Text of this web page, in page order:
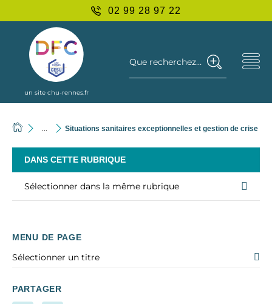
02 99 28 97 22
un site chu-rennes.fr
Que recherchez-vous ?
... Situations sanitaires exceptionnelles et gestion de crise
DANS CETTE RUBRIQUE
Sélectionner dans la même rubrique
MENU DE PAGE
Sélectionner un titre
PARTAGER